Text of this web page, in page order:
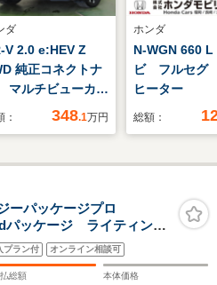
ダ
V 2.0 e:HEV Z
純正コネクトナ
マルチビューカメ
ETC パドルシフ
： 348.1万円
ホンダ
N-WGN 660 L
ビ フルセグ
ヒーター
総額：
ーパッケージプロ
パッケージ ライティング
プラン付 オンライン相談可
総額 本体価格